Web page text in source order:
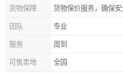
货物保障 货物保价服务，确保安
团队 专业
服务 周到
可售卖地 全国